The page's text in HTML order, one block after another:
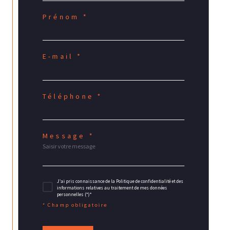
Prénom *
E-mail *
Téléphone *
Message *
J'ai pris connaissance de la Politique de confidentialité et des
informations relatives au traitement de mes données
personnelles (*)*
* Champ obligatoire